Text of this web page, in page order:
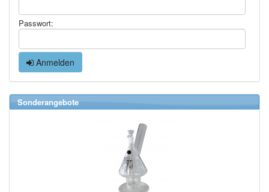
Passwort:
Anmelden
Sonderangebote